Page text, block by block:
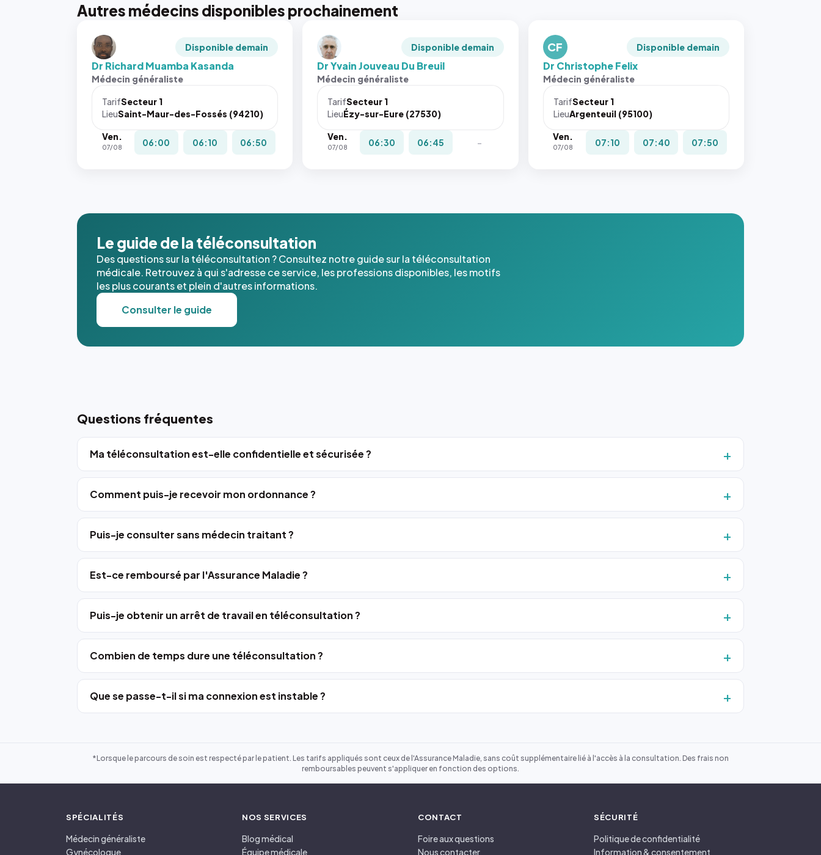
Autres médecins disponibles prochainement
Disponible demain
Dr Richard Muamba Kasanda
Médecin généraliste
TarifSecteur 1
LieuSaint-Maur-des-Fossés (94210)
Ven.
07/08 06:00 06:10 06:50
Disponible demain
Dr Yvain Jouveau Du Breuil
Médecin généraliste
TarifSecteur 1
LieuÉzy-sur-Eure (27530)
Ven.
07/08 06:30 06:45 -
CF Disponible demain
Dr Christophe Felix
Médecin généraliste
TarifSecteur 1
LieuArgenteuil (95100)
Ven.
07/08 07:10 07:40 07:50
Le guide de la téléconsultation
Des questions sur la téléconsultation ? Consultez notre guide sur la téléconsultation
médicale. Retrouvez à qui s'adresse ce service, les professions disponibles, les motifs
les plus courants et plein d'autres informations.
Consulter le guide
Questions fréquentes
Ma téléconsultation est-elle confidentielle et sécurisée ?
Comment puis-je recevoir mon ordonnance ?
Puis-je consulter sans médecin traitant ?
Est-ce remboursé par l'Assurance Maladie ?
Puis-je obtenir un arrêt de travail en téléconsultation ?
Combien de temps dure une téléconsultation ?
Que se passe-t-il si ma connexion est instable ?
*Lorsque le parcours de soin est respecté par le patient. Les tarifs appliqués sont ceux de l'Assurance Maladie, sans coût supplémentaire lié à l'accès à la consultation. Des frais non
remboursables peuvent s'appliquer en fonction des options.
SPÉCIALITÉS
Médecin généraliste
Gynécologue
NOS SERVICES
Blog médical
Équipe médicale
CONTACT
Foire aux questions
Nous contacter
SÉCURITÉ
Politique de confidentialité
Information & consentement